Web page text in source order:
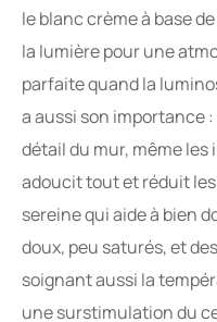
le blanc crème à base
la lumière pour une
parfaite quand la
a aussi son importance
détail du mur, même
adoucit tout et réduit
sereine qui aide à bien
doux, peu saturés, et
soignant aussi la
une surstimulation du